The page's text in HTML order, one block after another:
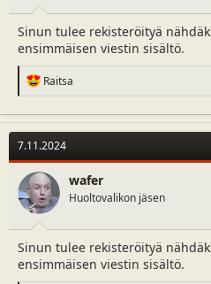
Sinun tulee rekisteröityä
ensimmäisen viestin sisältö.
R
e
c
t
i
o
n
s
:
Raitsa
7.11.2024
wafer
Huoltovalikon jäsen
Sinun tulee rekisteröityä
ensimmäisen viestin sisältö.